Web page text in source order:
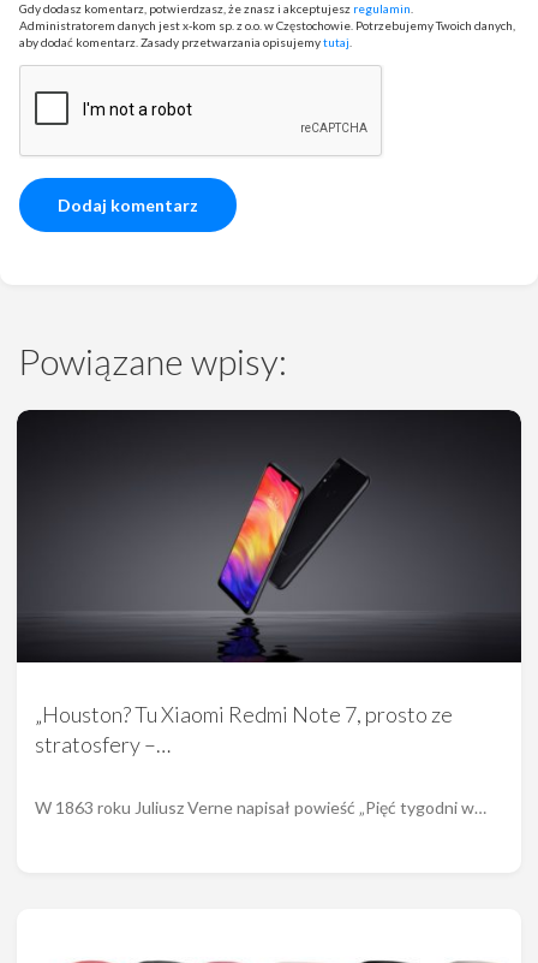
Gdy dodasz komentarz, potwierdzasz, że znasz i akceptujesz regulamin.
Administratorem danych jest x-kom sp. z o.o. w Częstochowie. Potrzebujemy Twoich danych,
aby dodać komentarz. Zasady przetwarzania opisujemytutaj.
Powiązane wpisy:
„Houston? Tu Xiaomi Redmi Note 7, prosto ze
stratosfery –…
W 1863 roku Juliusz Verne napisał powieść „Pięć tygodni w…